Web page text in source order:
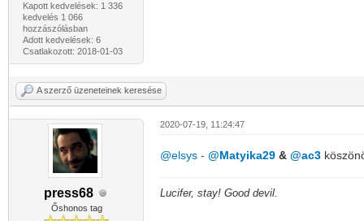
Kapott kedvelések: 1 336
kedvelés 1 066
hozzászólásban
Adott kedvelések: 6
Csatlakozott: 2018-01-03
A szerző üzeneteinek keresése
press68
Őshonos tag
2020-07-19, 11:24:47
@elsys- @Matyika29 & @ac3
Lucifer, stay! Good devil.